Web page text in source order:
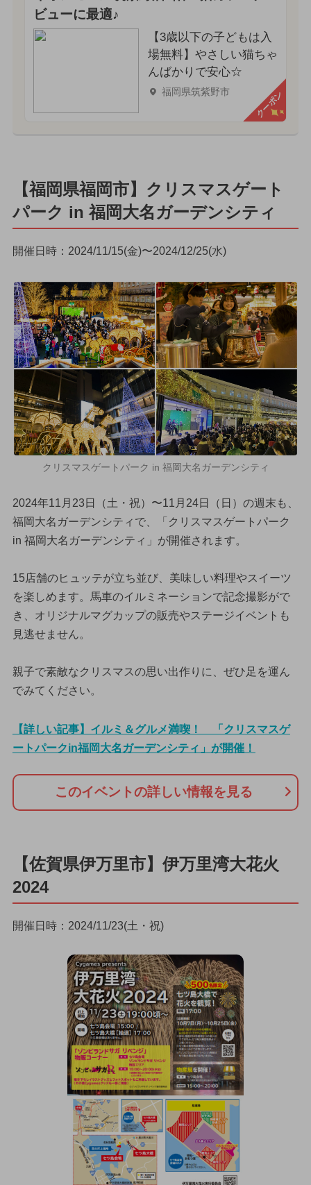
ビューに最適♪
【3歳以下の子どもは入
場無料】やさしい猫ちゃ
んばかりで安心☆
福岡県筑紫野市 クーポン
【福岡県福岡市】クリスマスゲート
パーク in 福岡大名ガーデンシティ
開催日時：2024/11/15(金)〜2024/12/25(水)
クリスマスゲートパーク in 福岡大名ガーデンシティ
2024年11月23日（土・祝）〜11月24日（日）の週末も、
福岡大名ガーデンシティで、「クリスマスゲートパーク
in 福岡大名ガーデンシティ」が開催されます。
15店舗のヒュッテが立ち並び、美味しい料理やスイーツ
を楽しめます。馬車のイルミネーションで記念撮影がで
き、オリジナルマグカップの販売やステージイベントも
見逃せません。
親子で素敵なクリスマスの思い出作りに、ぜひ足を運ん
でみてください。
【詳しい記事】イルミ＆グルメ満喫！ 「クリスマスゲ
ートパークin福岡大名ガーデンシティ」が開催！
このイベントの詳しい情報を見る
【佐賀県伊万里市】伊万里湾大花火
2024
開催日時：2024/11/23(土・祝)